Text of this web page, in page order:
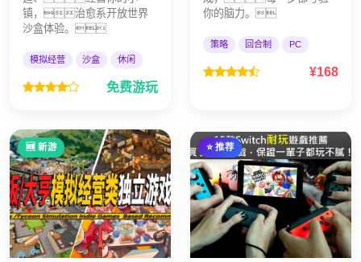
镇，治愈系开放世界
沙盒体验。
模拟经营 沙盒 休闲
免费游玩
你的脑力。
策略 回合制 PC
¥168
🆕 新游 ⭐ 推荐